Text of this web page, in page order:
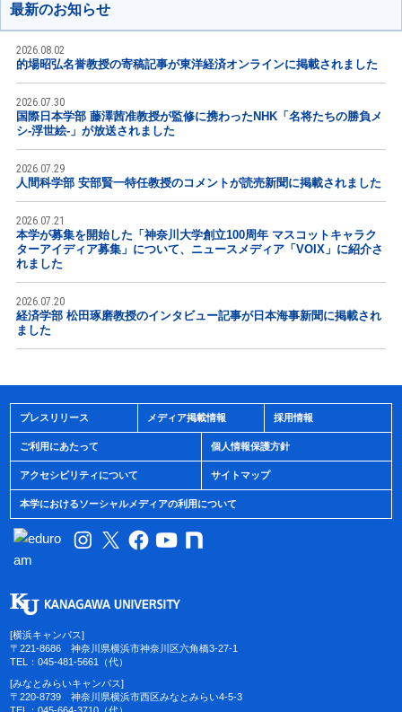
最新のお知らせ
2026.08.02
的場昭弘名誉教授の寄稿記事が東洋経済オンラインに掲載されました
2026.07.30
国際日本学部 藤澤茜准教授が監修に携わったNHK「名将たちの勝負メ
シ-浮世絵-」が放送されました
2026.07.29
人間科学部 安部賢一特任教授のコメントが読売新聞に掲載されました
2026.07.21
本学が募集を開始した「神奈川大学創立100周年 マスコットキャラク
ターアイディア募集」について、ニュースメディア「VOIX」に紹介さ
れました
2026.07.20
経済学部 松田琢磨教授のインタビュー記事が日本海事新聞に掲載され
ました
プレスリリース メディア掲載情報 採用情報
ご利用にあたって 個人情報保護方針
アクセシビリティについて サイトマップ
本学におけるソーシャルメディアの利用について
[横浜キャンパス]
〒221-8686 神奈川県横浜市神奈川区六角橋3-27-1
TEL：045-481-5661（代）
[みなとみらいキャンパス]
〒220-8739 神奈川県横浜市西区みなとみらい4-5-3